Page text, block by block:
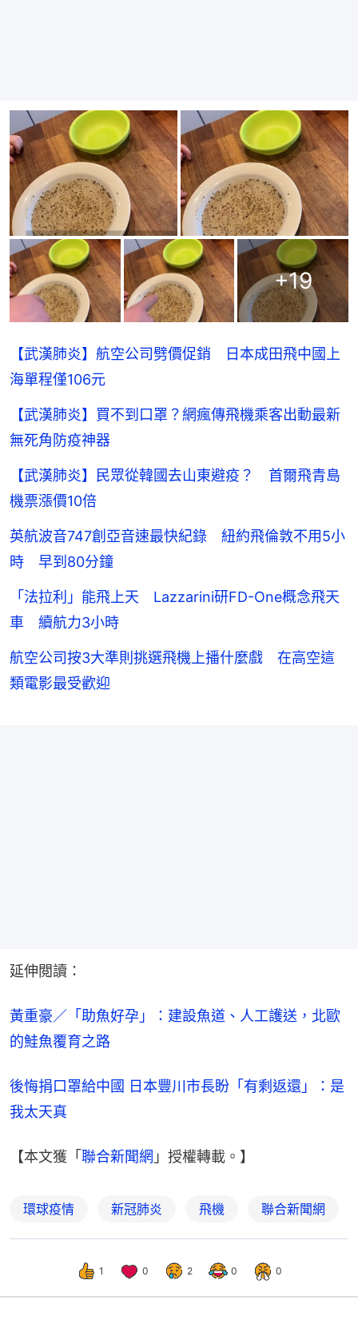
+19
【武漢肺炎】航空公司劈價促銷 日本成田飛中國上
海單程僅106元
【武漢肺炎】買不到口罩？網瘋傳飛機乘客出動最新
無死角防疫神器
【武漢肺炎】民眾從韓國去山東避疫？ 首爾飛青島
機票漲價10倍
英航波音747創亞音速最快紀錄 紐約飛倫敦不用5小
時 早到80分鐘
「法拉利」能飛上天 Lazzarini研FD-One概念飛天
車 續航力3小時
航空公司按3大準則挑選飛機上播什麼戲 在高空這
類電影最受歡迎
延伸閲讀：
黃重豪／「助魚好孕」：建設魚道、人工護送，北歐
的鮭魚覆育之路
後悔捐口罩給中國 日本豐川市長盼「有剩返還」：是
我太天真
【本文獲「 聯合新聞網 」授權轉載。】
環球疫情 新冠肺炎 飛機 聯合新聞網
1 0 2 0 0